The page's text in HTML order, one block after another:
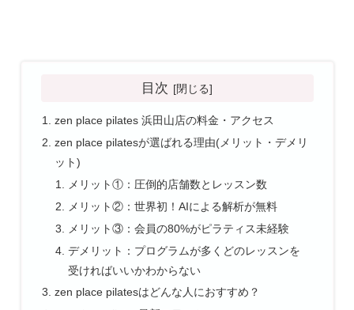
目次
zen place pilates 浜田山店の料金・アクセス
zen place pilatesが選ばれる理由(メリット・デメリ
ット)
メリット①：圧倒的店舗数とレッスン数
メリット②：世界初！AIによる解析が無料
メリット③：会員の80%がピラティス未経験
デメリット：プログラムが多くどのレッスンを
受ければいいかわからない
zen place pilatesはどんな人におすすめ？